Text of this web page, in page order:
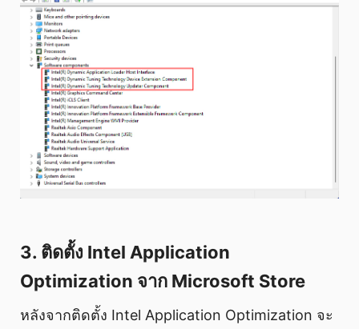
3. ติดตั้ง Intel Application
Optimization จาก Microsoft Store
หลังจากติดตั้ง Intel Application Optimization จะ